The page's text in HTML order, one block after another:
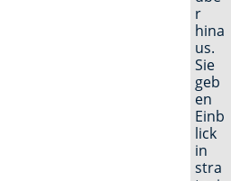
r
hina
us.
Sie
geb
en
Einb
lick
in
stra